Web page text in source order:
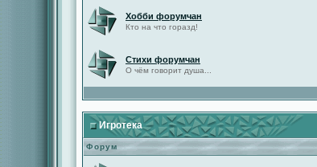
Хобби форумчан
Кто на что горазд!
Стихи форумчан
О чём говорит душа...
Игротека
Форум